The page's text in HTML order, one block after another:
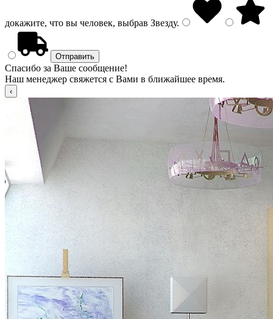
докажите, что вы человек, выбрав Звезду.
Спасибо за Ваше сообщение!
Наш менеджер свяжется с Вами в ближайшее время.